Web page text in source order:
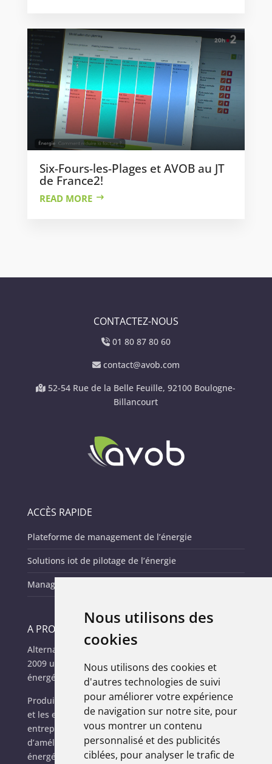
Nous utilisons des
cookies
Nous utilisons des cookies et
d'autres technologies de suivi
pour améliorer votre expérience
de navigation sur notre site, pour
vous montrer un contenu
personnalisé et des publicités
ciblées, pour analyser le trafic de
Six-Fours-les-Plages et AVOB au JT
de France2!
READ MORE
CONTACTEZ-NOUS
01 80 87 80 60
contact@avob.com
52-54 Rue de la Belle Feuille, 92100 Boulogne-
Billancourt
ACCÈS RAPIDE
Plateforme de management de l’énergie
Solutions iot de pilotage de l’énergie
Management de l’énergie des parc it
A PROPOS
Alternative Vision Of Business (AVOB), c’est depuis
2009 une autre façon d’appréhender la gestion
énergétique.
Produit de la rencontre entre l’innovation numérique
et les enjeux écologiques actuels, AVOB permet aux
entreprises, collectivités et fournisseurs d’énergie
d’améliorer leurs performances techniques et
énergétiques.